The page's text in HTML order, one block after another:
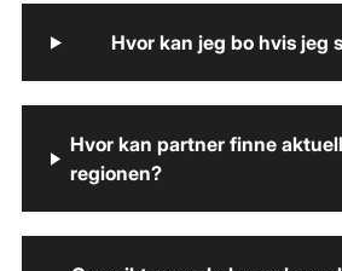
Hvor kan jeg bo hvis jeg
Hvor kan partner finne
regionen?